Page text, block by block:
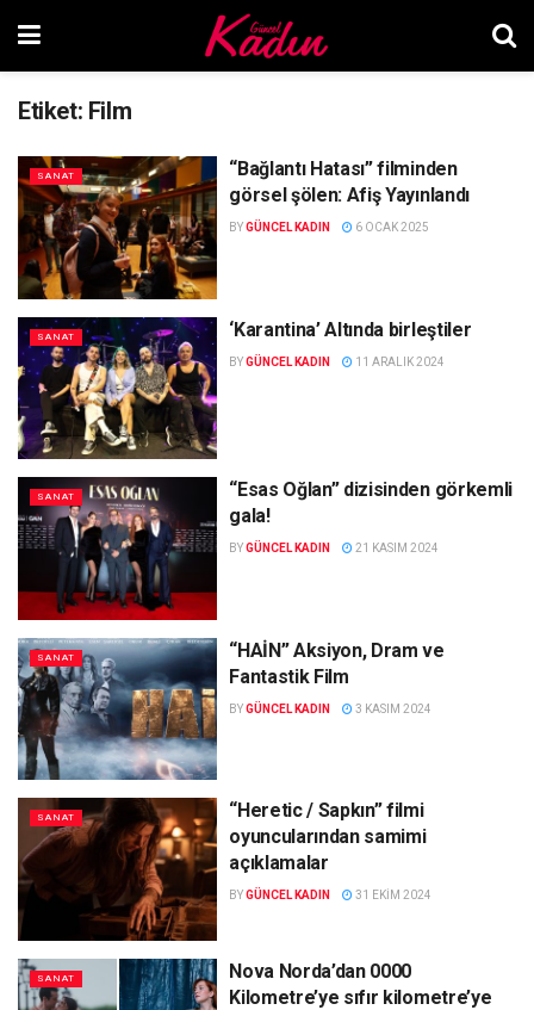
Etiket: Film
SANAT
“Bağlantı Hatası” filminden
görsel şölen: Afiş Yayınlandı
BYGÜNCEL KADIN 6 OCAK 2025
SANAT ‘Karantina’ Altında birleştiler
BYGÜNCEL KADIN 11 ARALIK 2024
SANAT
“Esas Oğlan” dizisinden görkemli
gala!
BYGÜNCEL KADIN 21 KASIM 2024
SANAT
“HAİN” Aksiyon, Dram ve
Fantastik Film
BYGÜNCEL KADIN 3 KASIM 2024
SANAT
“Heretic / Sapkın” filmi
oyuncularından samimi
açıklamalar
BYGÜNCEL KADIN 31 EKIM 2024
SANAT
Nova Norda’dan 0000
Kilometre’ye sıfır kilometre’ye